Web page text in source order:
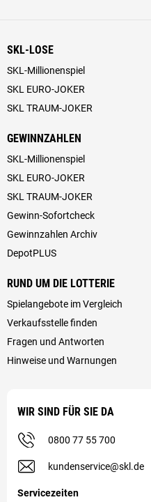
SKL-LOSE
SKL-Millionenspiel
SKL EURO-JOKER
SKL TRAUM-JOKER
GEWINNZAHLEN
SKL-Millionenspiel
SKL EURO-JOKER
SKL TRAUM-JOKER
Gewinn-Sofortcheck
Gewinnzahlen Archiv
DepotPLUS
RUND UM DIE LOTTERIE
Spielangebote im Vergleich
Verkaufsstelle finden
Fragen und Antworten
Hinweise und Warnungen
WIR SIND FÜR SIE DA
0800 77 55 700
kundenservice@skl.de
Servicezeiten